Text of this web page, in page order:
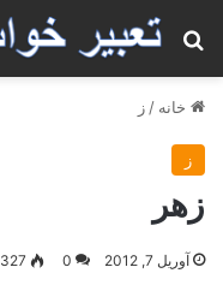
جستجو برای
خانه / ز
ز
زهر
آوریل 7, 2012 0
327